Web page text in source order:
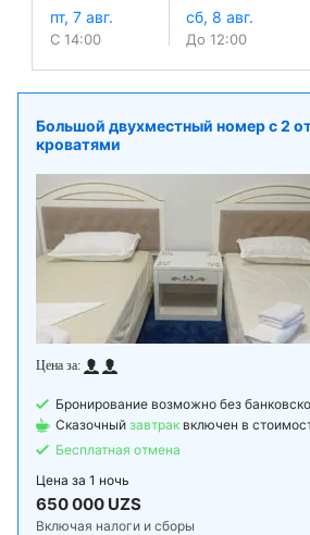
С 14:00 До 12:00
Большой двухместный номер с 2
кроватями
Бронирование возможно без
Сказочный завтрак включен в
Бесплатная отмена
Цена за 1 ночь
650 000 UZS
Включая налоги и сборы